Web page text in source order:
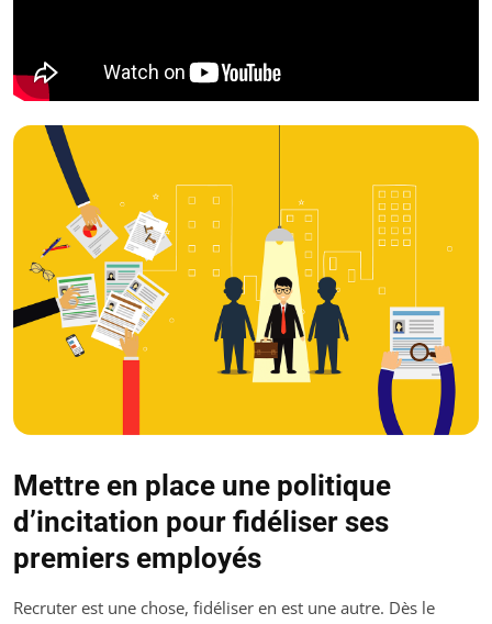
Mettre en place une politique
d’incitation pour fidéliser ses
premiers employés
Recruter est une chose, fidéliser en est une autre. Dès le